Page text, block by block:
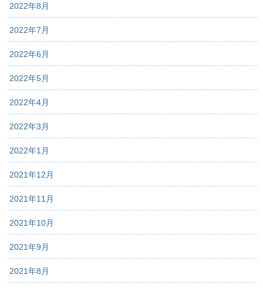
2022年8月
2022年7月
2022年6月
2022年5月
2022年4月
2022年3月
2022年1月
2021年12月
2021年11月
2021年10月
2021年9月
2021年8月